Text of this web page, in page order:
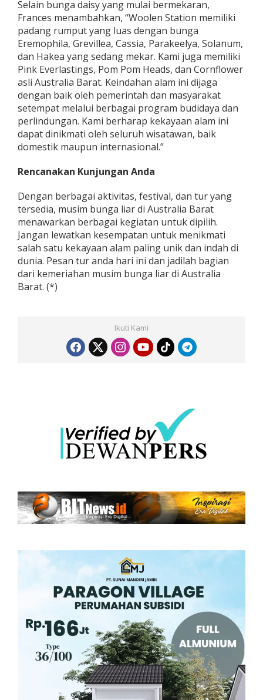
Selain bunga daisy yang mulai bermekaran,
Frances menambahkan, “Woolen Station memiliki
padang rumput yang luas dengan bunga
Eremophila, Grevillea, Cassia, Parakeelya, Solanum,
dan Hakea yang sedang mekar. Kami juga memiliki
Pink Everlastings, Pom Pom Heads, dan Cornflower
asli Australia Barat. Keindahan alam ini dijaga
dengan baik oleh pemerintah dan masyarakat
setempat melalui berbagai program budidaya dan
perlindungan. Kami berharap kekayaan alam ini
dapat dinikmati oleh seluruh wisatawan, baik
domestik maupun internasional.”
Rencanakan Kunjungan Anda
Dengan berbagai aktivitas, festival, dan tur yang
tersedia, musim bunga liar di Australia Barat
menawarkan berbagai kegiatan untuk dipilih.
Jangan lewatkan kesempatan untuk menikmati
salah satu kekayaan alam paling unik dan indah di
dunia. Pesan tur anda hari ini dan jadilah bagian
dari kemeriahan musim bunga liar di Australia
Barat. (*)
Ikuti Kami